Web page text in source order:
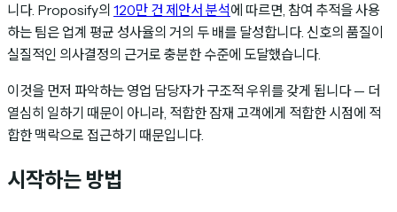
니다. Proposify의 120만 건 제안서 분석에 따르면, 참여 추적을 사용
하는 팀은 업계 평균 성사율의 거의 두 배를 달성합니다. 신호의 품질이
실질적인 의사결정의 근거로 충분한 수준에 도달했습니다.
이것을 먼저 파악하는 영업 담당자가 구조적 우위를 갖게 됩니다 — 더
열심히 일하기 때문이 아니라, 적합한 잠재 고객에게 적합한 시점에 적
합한 맥락으로 접근하기 때문입니다.
시작하는 방법